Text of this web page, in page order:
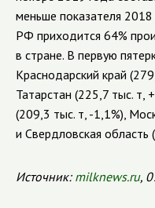
меньше показателя
РФ приходится 64%
в стране. В первую
Краснодарский край
Татарстан (225,7 тыс. т,
(209,3 тыс. т, -1,1%),
и Свердловская область
Источник: milknews.ru,